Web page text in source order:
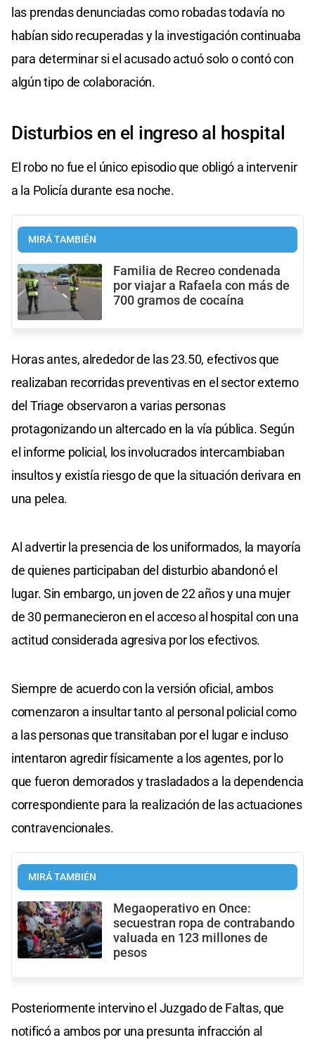
las prendas denunciadas como robadas todavía no
habían sido recuperadas y la investigación continuaba
para determinar si el acusado actuó solo o contó con
algún tipo de colaboración.
Disturbios en el ingreso al hospital
El robo no fue el único episodio que obligó a intervenir
a la Policía durante esa noche.
MIRÁ TAMBIÉN
Familia de Recreo condenada
por viajar a Rafaela con más de
700 gramos de cocaína
Horas antes, alrededor de las 23.50, efectivos que
realizaban recorridas preventivas en el sector externo
del Triage observaron a varias personas
protagonizando un altercado en la vía pública. Según
el informe policial, los involucrados intercambiaban
insultos y existía riesgo de que la situación derivara en
una pelea.
Al advertir la presencia de los uniformados, la mayoría
de quienes participaban del disturbio abandonó el
lugar. Sin embargo, un joven de 22 años y una mujer
de 30 permanecieron en el acceso al hospital con una
actitud considerada agresiva por los efectivos.
Siempre de acuerdo con la versión oficial, ambos
comenzaron a insultar tanto al personal policial como
a las personas que transitaban por el lugar e incluso
intentaron agredir físicamente a los agentes, por lo
que fueron demorados y trasladados a la dependencia
correspondiente para la realización de las actuaciones
contravencionales.
MIRÁ TAMBIÉN
Megaoperativo en Once:
secuestran ropa de contrabando
valuada en 123 millones de
pesos
Posteriormente intervino el Juzgado de Faltas, que
notificó a ambos por una presunta infracción al